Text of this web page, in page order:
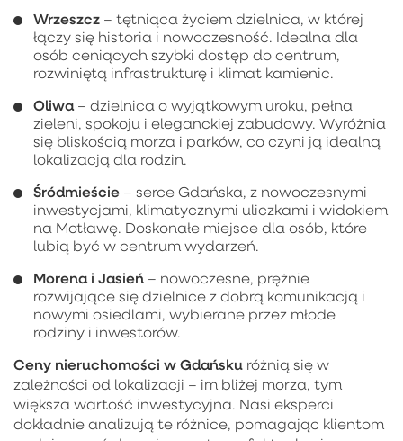
Wrzeszcz – tętniąca życiem dzielnica, w której
łączy się historia i nowoczesność. Idealna dla
osób ceniących szybki dostęp do centrum,
rozwiniętą infrastrukturę i klimat kamienic.
Oliwa – dzielnica o wyjątkowym uroku, pełna
zieleni, spokoju i eleganckiej zabudowy. Wyróżnia
się bliskością morza i parków, co czyni ją idealną
lokalizacją dla rodzin.
Śródmieście – serce Gdańska, z nowoczesnymi
inwestycjami, klimatycznymi uliczkami i widokiem
na Motławę. Doskonałe miejsce dla osób, które
lubią być w centrum wydarzeń.
Morena i Jasień – nowoczesne, prężnie
rozwijające się dzielnice z dobrą komunikacją i
nowymi osiedlami, wybierane przez młode
rodziny i inwestorów.
Ceny nieruchomości w Gdańsku różnią się w
zależności od lokalizacji – im bliżej morza, tym
większa wartość inwestycyjna. Nasi eksperci
dokładnie analizują te różnice, pomagając klientom